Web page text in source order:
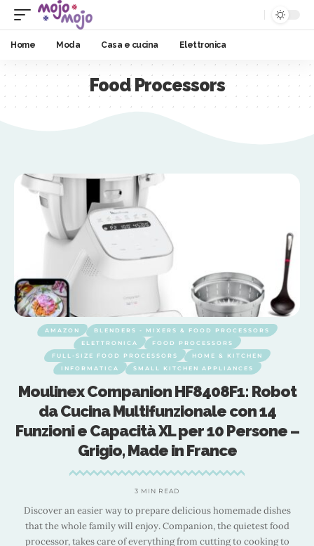
Home Moda Casa e cucina Elettronica
Food Processors
PROCESSORS
& KITCHEN
Robot
con 14
10 Persone –
homemade dishes
the quietest food
to cooking to
AMAZON
BLENDERS - MIXERS & FOOD
ELETTRONICA
FULL-SIZE FOOD PROCESSORS
INFORMATICA
SMALL KITCHEN
Livoo Robot da Cucina
per Pasticceria 3L 250W
Dop137RC Scopri le
Vantaggi del Nostro
Pasticceria
0 MIN READ
Multifunctional Pastry Robot, 3L Stainless